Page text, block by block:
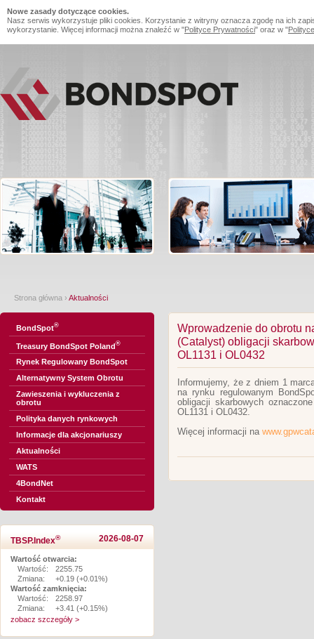
Nowe zasady dotyczące cookies.
Nasz serwis wykorzystuje pliki cookies. Korzystanie z witryny oznacza zgodę na ich
wykorzystanie. Więcej informacji można znaleźć w "Polityce Prywatności" oraz w "
Strona główna › Aktualności
BondSpot®
Treasury BondSpot Poland®
Rynek Regulowany BondSpot
Alternatywny System Obrotu
Zawieszenia i wykluczenia z
obrotu
Polityka danych rynkowych
Informacje dla akcjonariuszy
Aktualności
WATS
4BondNet
Kontakt
TBSP.Index® 2026-08-07
Wartość otwarcia:
Wartość:
2255.75
Zmiana:
+0.19 (+0.01%)
Wartość zamknięcia:
Wartość:
2258.97
Zmiana:
+3.41 (+0.15%)
zobacz szczegóły >
Wprowadzenie do obrotu
(Catalyst) obligacji
OL1131 i OL0432
Informujemy, że z dniem 1
na rynku regulowanym
obligacji skarbowych
OL1131 i OL0432.
Więcej informacji na